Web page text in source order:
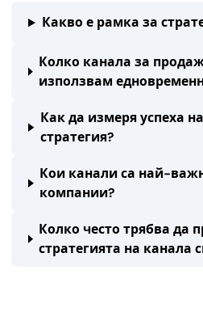
Какво е рамка за
Колко канала за
използвам
Как да измеря успеха
стратегия?
Кои канали са най-
компании?
Колко често трябва да
стратегията на канала